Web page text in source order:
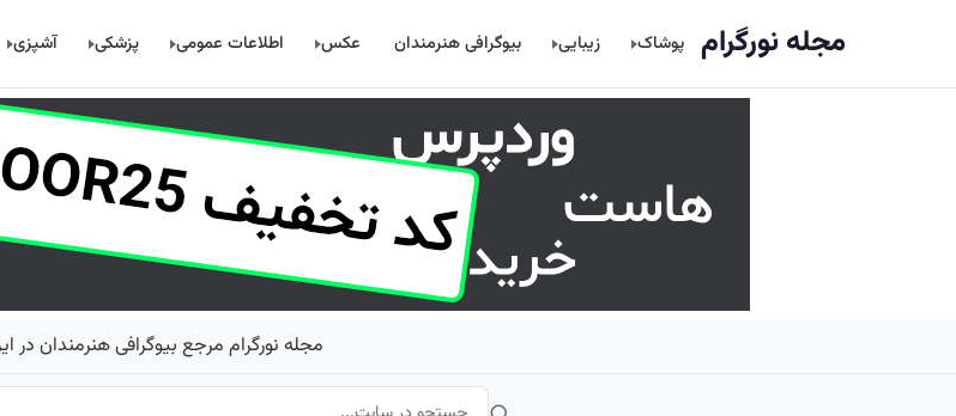
مجله نورگرام پوشاک زیبایی بیوگرافی هنرمندان عکس اطلاعات عمومی پزشکی آشپزی
مجله نورگرام مرجع بیوگرافی هنرمندان در